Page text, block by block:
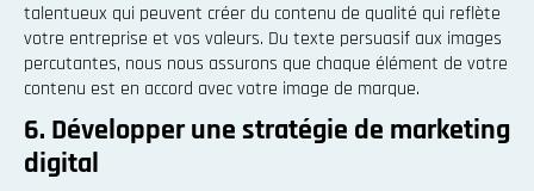
talentueux qui peuvent créer du contenu de qualité qui reflète
votre entreprise et vos valeurs. Du texte persuasif aux images
percutantes, nous nous assurons que chaque élément de votre
contenu est en accord avec votre image de marque.
6. Développer une stratégie de marketing
digital